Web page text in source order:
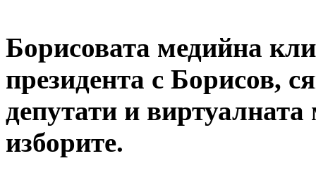
Борисовата медийна
президента с Борисов,
депутати и
изборите.